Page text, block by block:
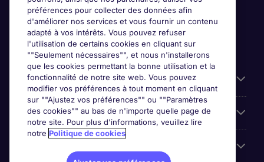
Liens utiles
Prix
préférences pour collecter des données afin
d'améliorer nos services et vous fournir un contenu
adapté à vos intérêts. Vous pouvez refuser
l'utilisation de certains cookies en cliquant sur
""Seulement nécessaires"", et nous n'installerons
que les cookies permettant la bonne utilisation et la
fonctionnalité de notre site web. Vous pouvez
modifier vos préférences à tout moment en cliquant
sur ""Ajustez vos préférences"" ou ""Paramètres
des cookies"" au bas de n'importe quelle page de
notre site. Pour plus d'informations, veuillez lire
notre Politique de cookies